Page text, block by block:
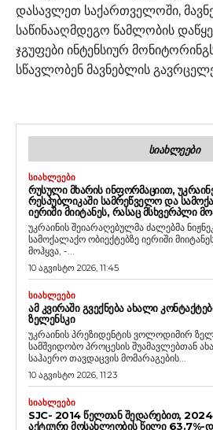
დასავლეთ საქართველოში,
საწინააღმდეგო წამლობის
ჯგუფები ინტენსიურ
სწავლობენ მავნებლის
ᲡᲘᲐᲮᲚᲔᲔᲑᲘ
ᲡᲘᲐᲮᲚᲔᲔᲑᲘ
ᲠᲣᲡᲣᲚᲘ ᲛᲮᲐᲠᲘᲡ ᲘᲜᲤᲝᲠᲛᲐᲪᲘᲘᲗ,
ᲠᲔᲡᲞᲣᲑᲚᲘᲙᲐᲨᲘ ᲡᲐᲛᲠᲔᲬᲕᲔᲚᲝ ᲓᲐ
ᲘᲔᲠᲘᲨᲘ ᲛᲘᲘᲢᲐᲜᲔᲡ, ᲠᲐᲡᲐᲪ ᲛᲡᲮᲕᲔᲠᲞᲚᲘ
უკრაინის შეიარაღებულმა ძალებმა
სამოქალაქო ობიექტებზე იერიში
მოჰყვა, -...
10 აგვისტო 2026, 11:45
ᲡᲘᲐᲮᲚᲔᲔᲑᲘ
ᲐᲛ ᲙᲕᲘᲠᲐᲨᲘ ᲒᲕᲔᲥᲜᲔᲑᲐ ᲐᲮᲐᲚᲘ
ᲖᲔᲚᲔᲜᲡᲙᲘ
უკრაინის პრეზიდენტის ვოლოდიმირ
სამშვიდობო პროცესის შუამავლებთან
საჰაერო თავდაცვის მომარაგების...
10 აგვისტო 2026, 11:23
ᲡᲘᲐᲮᲚᲔᲔᲑᲘ
SJC- 2014 ᲬᲔᲚᲗᲐᲜ ᲨᲔᲓᲐᲠᲔᲑᲘᲗ,
ᲐᲥᲢᲘᲣᲠᲘ ᲛᲝᲡᲐᲮᲚᲔᲝᲑᲘᲡ ᲬᲘᲚᲘ 63.7%-